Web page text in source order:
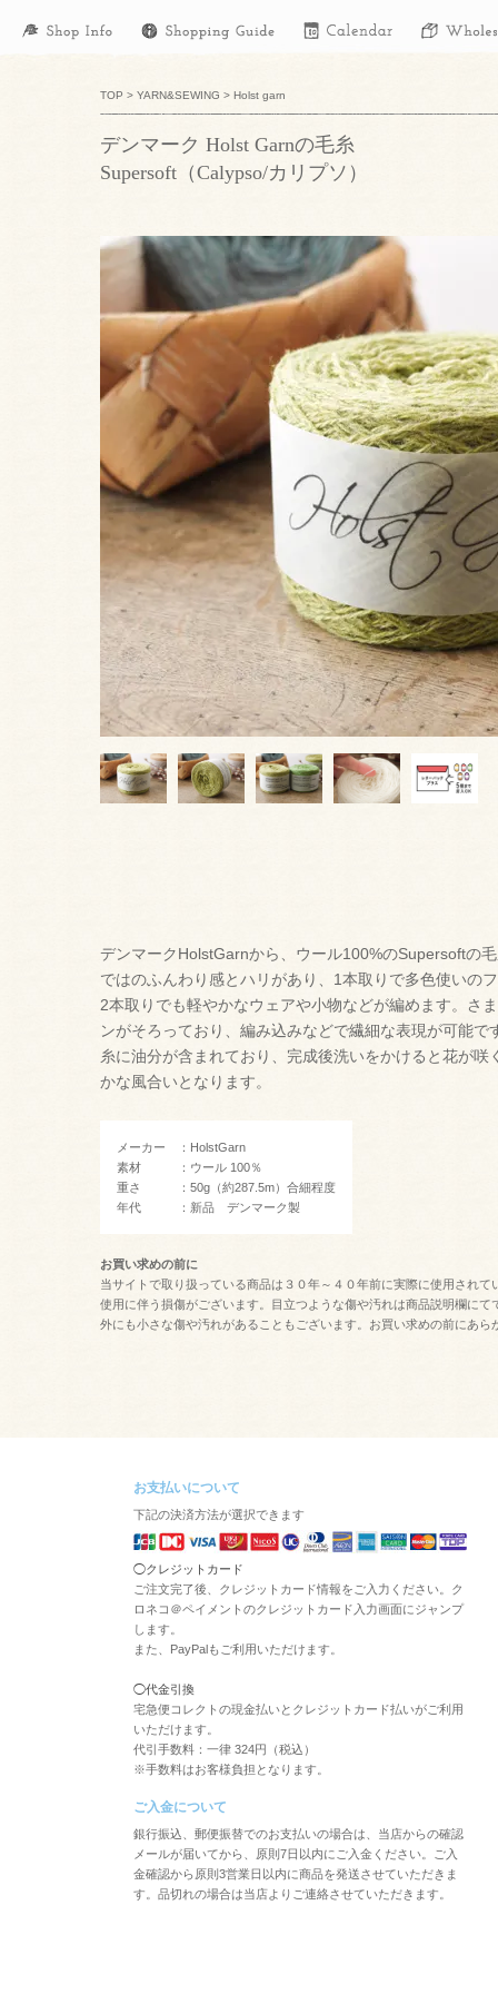
TOP > YARN&SEWING > Holst garn
デンマーク Holst Garnの毛糸
Supersoft（Calypso/カリプソ）
デンマークHolstGarnから、ウール100%のSupersoftの
ではのふんわり感とハリがあり、1本取りで多色使いの
2本取りでも軽やかなウェアや小物などが編めます。さ
ンがそろっており、編み込みなどで繊細な表現が可能で
糸に油分が含まれており、完成後洗いをかけると花が
かな風合いとなります。
メーカー ：HolstGarn
素材 ：ウール 100％
重さ ：50g（約287.5m）合細程度
年代 ：新品 デンマーク製
お買い求めの前に
当サイトで取り扱っている商品は３０年～４０年前に実際に使用され
使用に伴う損傷がございます。目立つような傷や汚れは商品説明欄に
外にも小さな傷や汚れがあることもございます。お買い求めの前にあら
お支払いについて
下記の決済方法が選択できます
◯クレジットカード
ご注文完了後、クレジットカード情報をご入力ください。ク
ロネコ＠ペイメントのクレジットカード入力画面にジャンプ
します。
また、PayPalもご利用いただけます。
◯代金引換
宅急便コレクトの現金払いとクレジットカード払いがご利用
いただけます。
代引手数料：一律 324円（税込）
※手数料はお客様負担となります。
ご入金について
銀行振込、郵便振替でのお支払いの場合は、当店からの確認
メールが届いてから、原則7日以内にご入金ください。ご入
金確認から原則3営業日以内に商品を発送させていただきま
す。品切れの場合は当店よりご連絡させていただきます。